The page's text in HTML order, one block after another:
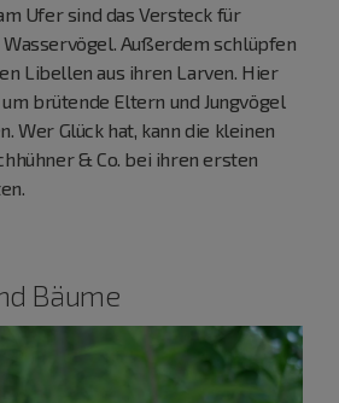
Ufer sind das Versteck für
Außerdem schlüpfen
Libellen aus ihren Larven. Hier
brütende Eltern und Jungvögel
Wer Glück hat, kann die kleinen
& Co. bei ihren ersten
Bäume